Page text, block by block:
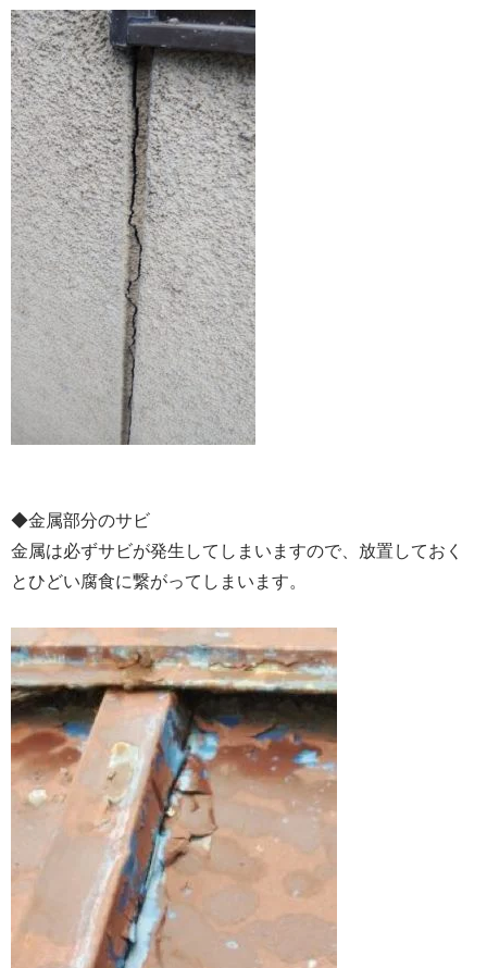
◆金属部分のサビ
金属は必ずサビが発生してしまいますので、放置しておく
とひどい腐食に繋がってしまいます。